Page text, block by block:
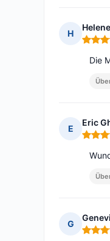
H
Die
E
Eric
G